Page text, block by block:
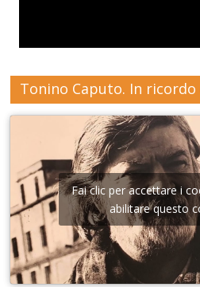
Tonino Caputo. In ricordo
Fai clic per accettare i
abilitare questo